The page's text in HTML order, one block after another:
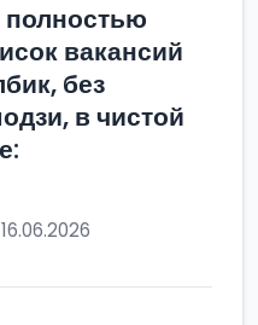
вакансий
без
в чистой